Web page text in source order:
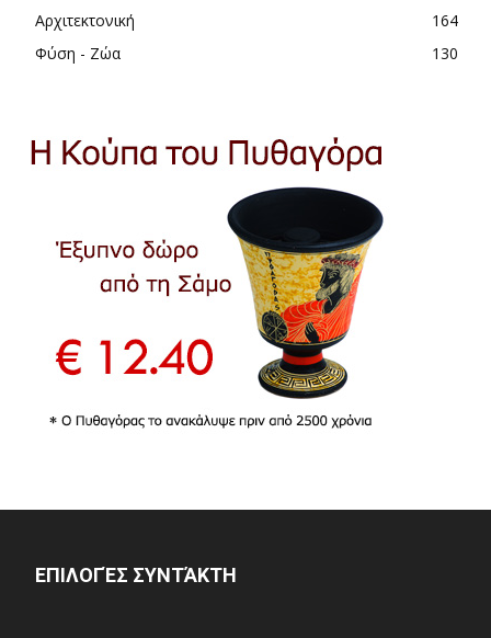
Αρχιτεκτονική
164
Φύση - Ζώα
130
ΕΠΙΛΟΓΈΣ ΣΥΝΤΆΚΤΗ